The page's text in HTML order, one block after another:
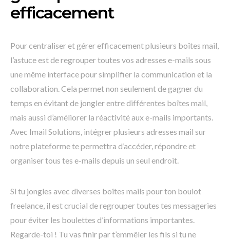
efficacement
Pour centraliser et gérer efficacement plusieurs boîtes mail,
l’astuce est de regrouper toutes vos adresses e-mails sous
une même interface pour simplifier la communication et la
collaboration. Cela permet non seulement de gagner du
temps en évitant de jongler entre différentes boîtes mail,
mais aussi d’améliorer la réactivité aux e-mails importants.
Avec Imail Solutions, intégrer plusieurs adresses mail sur
notre plateforme te permettra d’accéder, répondre et
organiser tous tes e-mails depuis un seul endroit.
Si tu jongles avec diverses boîtes mails pour ton boulot
freelance, il est crucial de regrouper toutes tes messageries
pour éviter les boulettes d’informations importantes.
Regarde-toi ! Tu vas finir par t’emmêler les fils si tu ne